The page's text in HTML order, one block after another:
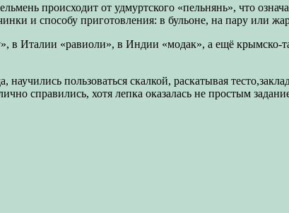
происходит от удмуртского «пельнянь», что
и способу приготовления: в бульоне, на пару или
Италии «равиоли», в Индии «модак», а ещё крымско-
пользоваться скалкой, раскатывая
справились, хотя лепка оказалась не простым